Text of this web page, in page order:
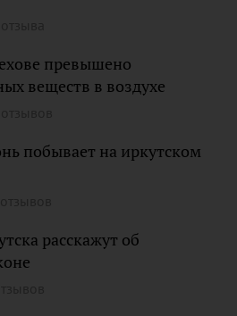
превышено
веществ в воздухе
побывает на иркутском
расскажут об